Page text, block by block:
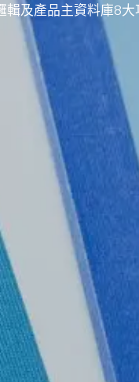
輯及產品主資料庫8